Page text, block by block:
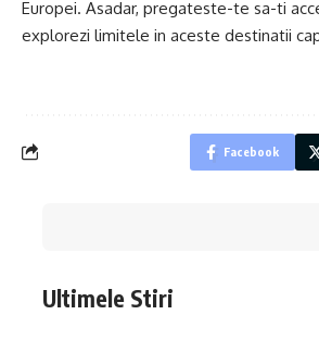
Europei. Asadar, pregateste-te sa-ti
explorezi limitele in aceste destinatii
Facebook
Ultimele Stiri